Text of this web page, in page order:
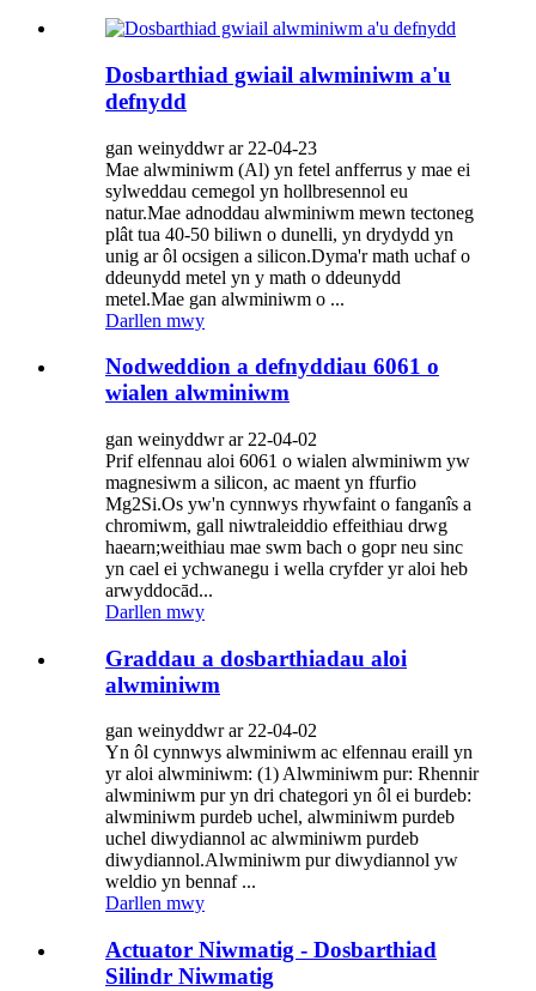
Dosbarthiad gwiail alwminiwm a'u
defnydd
gan weinyddwr ar 22-04-23
Mae alwminiwm (Al) yn fetel anfferrus y mae ei
sylweddau cemegol yn hollbresennol eu
natur.Mae adnoddau alwminiwm mewn tectoneg
plât tua 40-50 biliwn o dunelli, yn drydydd yn
unig ar ôl ocsigen a silicon.Dyma'r math uchaf o
ddeunydd metel yn y math o ddeunydd
metel.Mae gan alwminiwm o ...
Darllen mwy
Nodweddion a defnyddiau 6061 o
wialen alwminiwm
gan weinyddwr ar 22-04-02
Prif elfennau aloi 6061 o wialen alwminiwm yw
magnesiwm a silicon, ac maent yn ffurfio
Mg2Si.Os yw'n cynnwys rhywfaint o fanganîs a
chromiwm, gall niwtraleiddio effeithiau drwg
haearn;weithiau mae swm bach o gopr neu sinc
yn cael ei ychwanegu i wella cryfder yr aloi heb
arwyddocād...
Darllen mwy
Graddau a dosbarthiadau aloi
alwminiwm
gan weinyddwr ar 22-04-02
Yn ôl cynnwys alwminiwm ac elfennau eraill yn
yr aloi alwminiwm: (1) Alwminiwm pur: Rhennir
alwminiwm pur yn dri chategori yn ôl ei burdeb:
alwminiwm purdeb uchel, alwminiwm purdeb
uchel diwydiannol ac alwminiwm purdeb
diwydiannol.Alwminiwm pur diwydiannol yw
weldio yn bennaf ...
Darllen mwy
Actuator Niwmatig - Dosbarthiad
Silindr Niwmatig